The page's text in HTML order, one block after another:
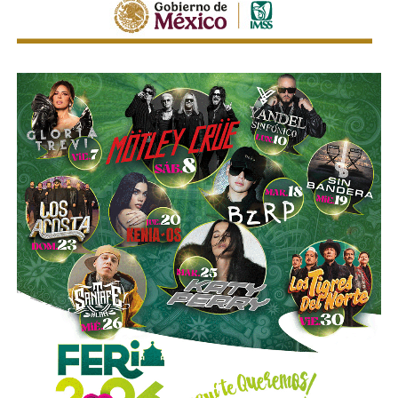
que lo convertiría en el mayor accionista individual de
la compañía.
Esa conversión todavía no ocurre: se proyecta para 2027.
Azcárraga ha reducido considerablemente sus acciones
de la compañía, aunque conserva (vía un fideicomiso
familiar y una clase especial de acciones) el control formal
del voto de la empresa, independientemente de cuánto
capital tenga cada quien. En resumidas cuentas, aunque
Emilio Azcárraga tiene el poder de decisión,el mismo
financiero que reparte el control de El Realito con los
dos hombres más poderosos de Televisa está, al
mismo tiempo, camino a convertirse en el mayor
dueño accionario de la propia televisora.